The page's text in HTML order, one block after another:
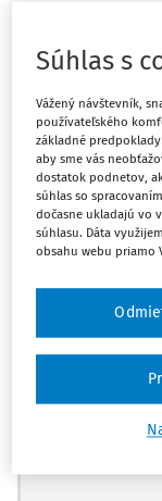
§ 46 ods. 3
§ 48 ods. 4
§ 10 ods. 11
I. V prípade smrti
trestnom konaní
Vychádzajú
prechádzajú
právnych
Trestného
Súhlas s
Vážený návštevník,
používateľského
základné
aby sme vás
dostatok podnetov,
súhlas so
dočasne ukladajú vo
súhlasu. Dáta
obsahu webu priamo